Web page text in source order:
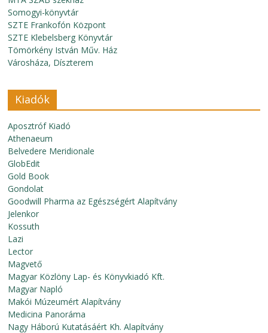
Somogyi-könyvtár
SZTE Frankofón Központ
SZTE Klebelsberg Könyvtár
Tömörkény István Műv. Ház
Városháza, Díszterem
Kiadók
Aposztróf Kiadó
Athenaeum
Belvedere Meridionale
GlobEdit
Gold Book
Gondolat
Goodwill Pharma az Egészségért Alapítvány
Jelenkor
Kossuth
Lazi
Lector
Magvető
Magyar Közlöny Lap- és Könyvkiadó Kft.
Magyar Napló
Makói Múzeumért Alapítvány
Medicina Panoráma
Nagy Háború Kutatásáért Kh. Alapítvány